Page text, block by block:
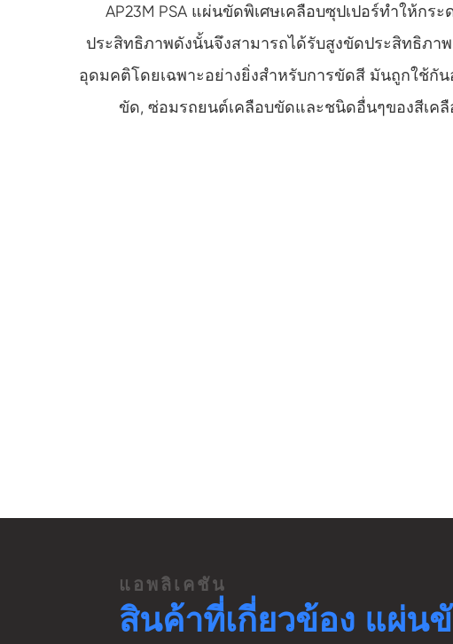
AP23M PSA แผ่นขัดพิเศษเคลือบซุปเปอร์ทำให้ก
ประสิทธิภาพดังนั้นจึงสามารถได้รับสูงขัดประสิทธิภ
อุดมคติโดยเฉพาะอย่างยิ่งสำหรับการขัดสี มันถูกใช้กัน
ขัด, ซ่อมรถยนต์เคลือบขัดและชนิดอื่นๆของสีเคลื
แอพลิเคชัน
สินค้าที่เกี่ยวข้อง แผ่น